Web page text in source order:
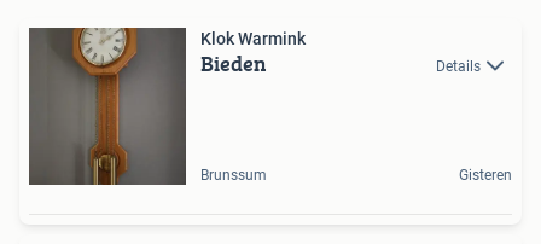
Klok Warmink
Bieden Details
Brunssum Gisteren